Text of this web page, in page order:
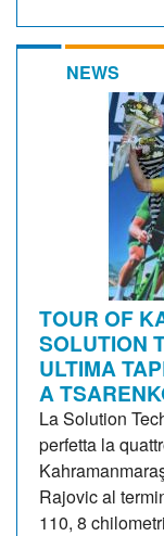
NEWS
TOUR OF
SOLUTION
ULTIMA
A
La Solution
perfetta la
Rajovic al
110, 8